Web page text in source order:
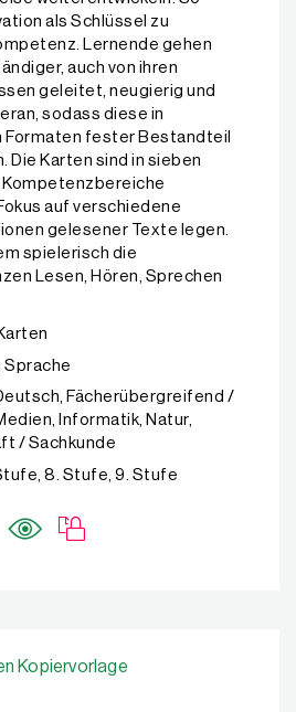
als Schlüssel zu
Lernende gehen
auch von ihren
geleitet, neugierig und
sodass diese in
fester Bestandteil
Die Karten sind in sieben
auf verschiedene
gelesener Texte legen.
spielerisch die
Lesen, Hören, Sprechen
Sprache
Fächerübergreifend /
Informatik, Natur,
/ Sachkunde
8. Stufe, 9. Stufe
Kopiervorlage